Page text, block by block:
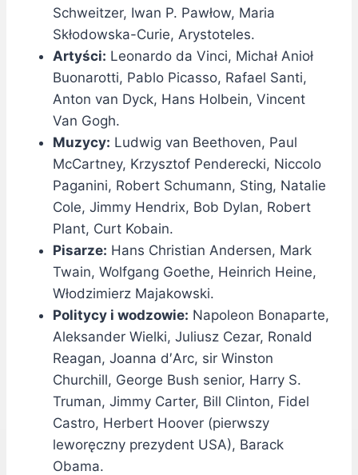
Schweitzer, Iwan P. Pawłow, Maria
Skłodowska-Curie, Arystoteles.
Artyści: Leonardo da Vinci, Michał Anioł
Buonarotti, Pablo Picasso, Rafael Santi,
Anton van Dyck, Hans Holbein, Vincent
Van Gogh.
Muzycy: Ludwig van Beethoven, Paul
McCartney, Krzysztof Penderecki, Niccolo
Paganini, Robert Schumann, Sting, Natalie
Cole, Jimmy Hendrix, Bob Dylan, Robert
Plant, Curt Kobain.
Pisarze: Hans Christian Andersen, Mark
Twain, Wolfgang Goethe, Heinrich Heine,
Włodzimierz Majakowski.
Politycy i wodzowie: Napoleon Bonaparte,
Aleksander Wielki, Juliusz Cezar, Ronald
Reagan, Joanna d′Arc, sir Winston
Churchill, George Bush senior, Harry S.
Truman, Jimmy Carter, Bill Clinton, Fidel
Castro, Herbert Hoover (pierwszy
leworęczny prezydent USA), Barack
Obama.